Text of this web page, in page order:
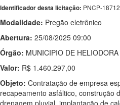
Identificador desta licitação: PNCP-
Modalidade: Pregão eletrônico
Abertura: 25/08/2025 09:00
Órgão: MUNICIPIO DE HELIODORA
Valor: R$ 1.460.297,00
Objeto: Contratação de empresa
recapeamento asfáltico, construção
drenagem pluvial, implantação de